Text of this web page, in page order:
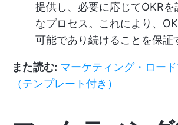
提供し、必要に応じてOKR
なプロセス。これにより、
可能であり続けることを保証
また読む: マーケティング・ロー
（テンプレート付き）